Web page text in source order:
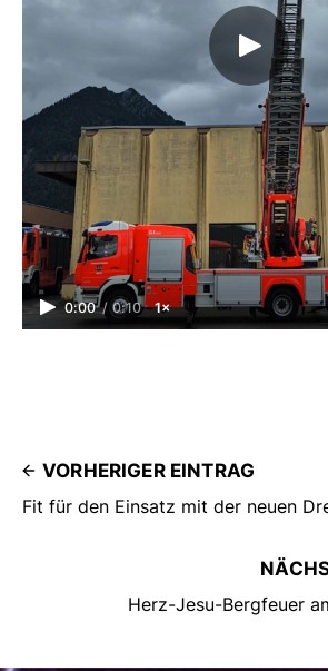
0:00 / 0:10 1×
VORHERIGER EINTRAG
Fit für den Einsatz mit der neuen
Herz-Jesu-Bergfeuer